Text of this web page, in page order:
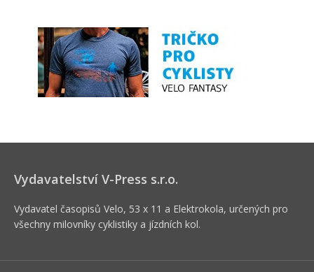
Vydavatelství V-Press s.r.o.
Vydavatel časopisů Velo, 53 x 11 a Elektrokola, určených pro
všechny milovníky cyklistiky a jízdních kol.